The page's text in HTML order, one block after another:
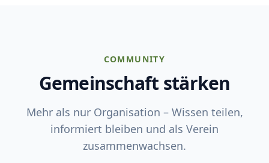
COMMUNITY
Gemeinschaft stärken
Mehr als nur Organisation – Wissen teilen,
informiert bleiben und als Verein
zusammenwachsen.